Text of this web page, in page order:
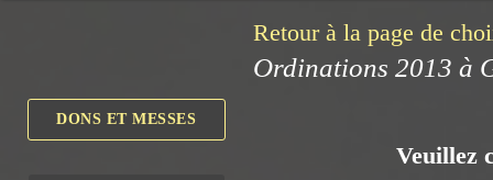
DONS ET MESSES
Retour à la page de
Ordinations 2013 à
Veuillez